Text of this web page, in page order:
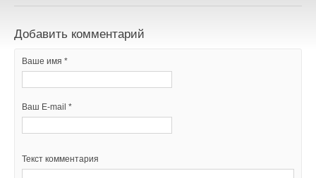
Добавить комментарий
Ваше имя *
Ваш E-mail *
Текст комментария